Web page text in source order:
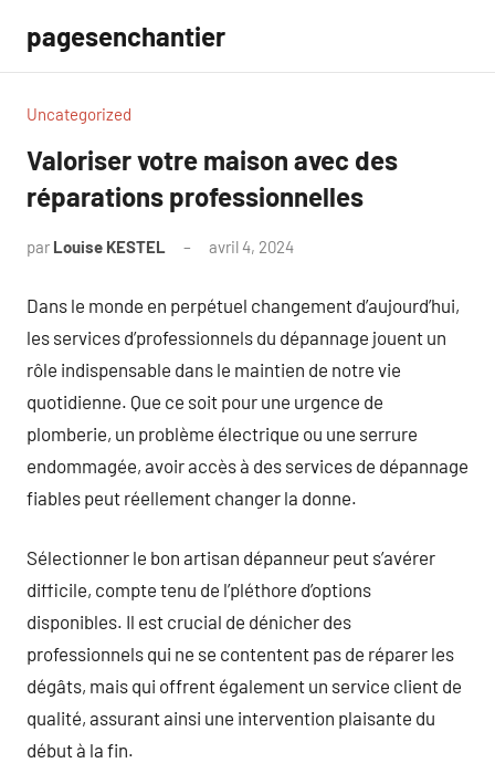
contenu
pagesenchantier
Uncategorized
Valoriser votre maison avec des
réparations professionnelles
par Louise KESTEL avril 4, 2024
Dans le monde en perpétuel changement d’aujourd’hui,
les services d’professionnels du dépannage jouent un
rôle indispensable dans le maintien de notre vie
quotidienne. Que ce soit pour une urgence de
plomberie, un problème électrique ou une serrure
endommagée, avoir accès à des services de dépannage
fiables peut réellement changer la donne.
Sélectionner le bon artisan dépanneur peut s’avérer
difficile, compte tenu de l’pléthore d’options
disponibles. Il est crucial de dénicher des
professionnels qui ne se contentent pas de réparer les
dégâts, mais qui offrent également un service client de
qualité, assurant ainsi une intervention plaisante du
début à la fin.